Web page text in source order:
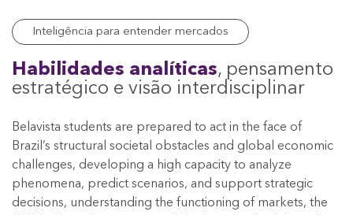
Inteligência para entender mercados
Habilidades analíticas, pensamento
estratégico e visão interdisciplinar
Belavista students are prepared to act in the face of
Brazil’s structural societal obstacles and global economic
challenges, developing a high capacity to analyze
phenomena, predict scenarios, and support strategic
decisions, understanding the functioning of markets, the